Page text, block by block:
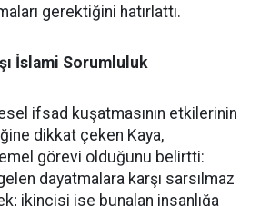
gerektiğini hatırlattı.
İslami Sorumluluk
ifsad kuşatmasının etkilerinin
dikkat çeken Kaya,
görevi olduğunu belirtti:
dayatmalara karşı sarsılmaz
ikincisi ise bunalan insanlığa